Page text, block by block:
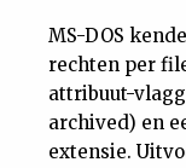
MS-DOS
rechten per
attribuut-
archived) en
extensie.